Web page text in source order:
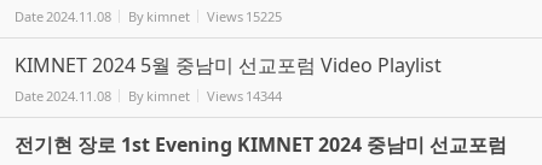
Date 2024.11.08 By kimnet Views 15225
KIMNET 2024 5월 중남미 선교포럼 Video Playlist
Date 2024.11.08 By kimnet Views 14344
전기현 장로 1st Evening KIMNET 2024 중남미 선교포럼